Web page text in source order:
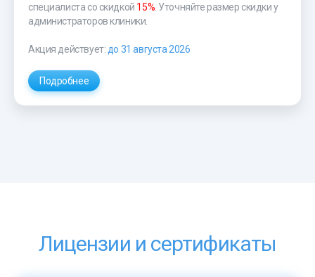
специалиста со скидкой 15% . Уточняйте размер скидки у
администраторов клиники.
Акция действует: до 31 августа 2026
Подробнее
Лицензии и сертификаты